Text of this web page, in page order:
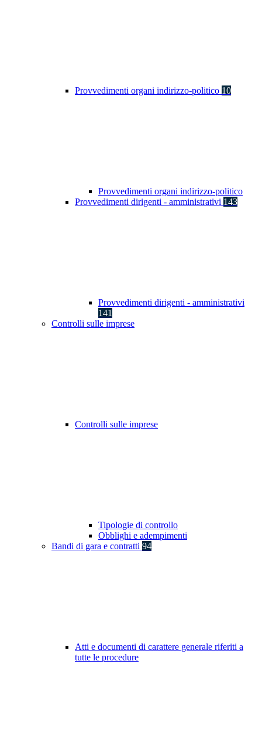
Provvedimenti organi indirizzo-politico 10
Provvedimenti organi indirizzo-politico
Provvedimenti dirigenti - amministrativi 143
Provvedimenti dirigenti - amministrativi
141
Controlli sulle imprese
Controlli sulle imprese
Tipologie di controllo
Obblighi e adempimenti
Bandi di gara e contratti 94
Atti e documenti di carattere generale riferiti a
tutte le procedure